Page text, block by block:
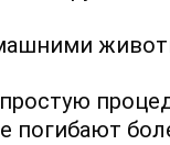
погибают